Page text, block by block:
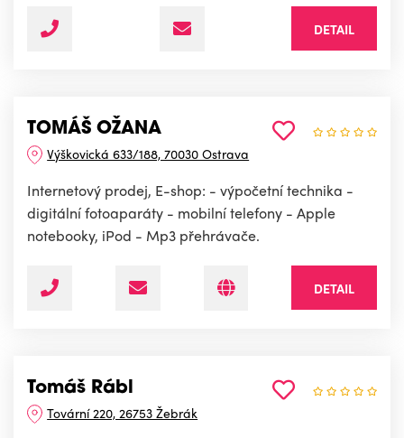
DETAIL
TOMÁŠ OŽANA
Výškovická 633/188, 70030 Ostrava
Internetový prodej, E-shop: - výpočetní technika -
digitální fotoaparáty - mobilní telefony - Apple
notebooky, iPod - Mp3 přehrávače.
DETAIL
Tomáš Rábl
Tovární 220, 26753 Žebrák